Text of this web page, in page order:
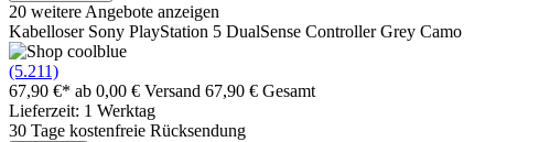
20 weitere Angebote anzeigen
Kabelloser Sony PlayStation 5 DualSense Controller Grey Camo
(5.211)
67,90 €* ab 0,00 € Versand 67,90 € Gesamt
Lieferzeit: 1 Werktag
30 Tage kostenfreie Rücksendung